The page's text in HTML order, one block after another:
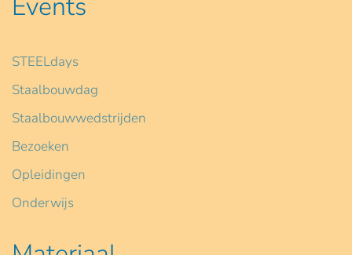
STEELdays
Staalbouwdag
Staalbouwwedstrijden
Bezoeken
Opleidingen
Onderwijs